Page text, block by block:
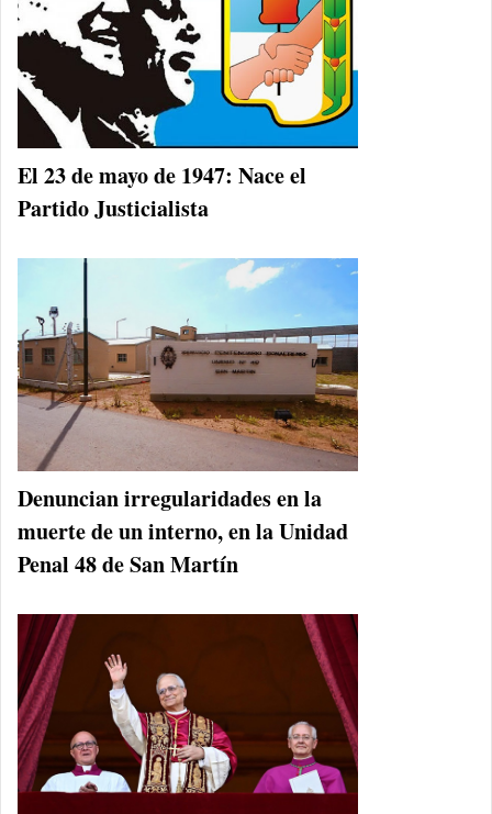
El 23 de mayo de 1947: Nace el
Partido Justicialista
Denuncian irregularidades en la
muerte de un interno, en la Unidad
Penal 48 de San Martín